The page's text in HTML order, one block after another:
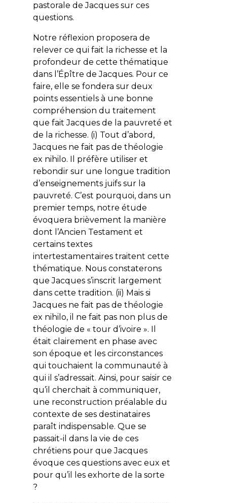
pastorale de Jacques sur ces
questions.
Notre réflexion proposera de
relever ce qui fait la richesse et la
profondeur de cette thématique
dans l’Épître de Jacques. Pour ce
faire, elle se fondera sur deux
points essentiels à une bonne
compréhension du traitement
que fait Jacques de la pauvreté et
de la richesse. (i) Tout d’abord,
Jacques ne fait pas de théologie
ex nihilo. Il préfère utiliser et
rebondir sur une longue tradition
d’enseignements juifs sur la
pauvreté. C’est pourquoi, dans un
premier temps, notre étude
évoquera brièvement la manière
dont l’Ancien Testament et
certains textes
intertestamentaires traitent cette
thématique. Nous constaterons
que Jacques s’inscrit largement
dans cette tradition. (ii) Mais si
Jacques ne fait pas de théologie
ex nihilo, il ne fait pas non plus de
théologie de « tour d’ivoire ». Il
était clairement en phase avec
son époque et les circonstances
qui touchaient la communauté à
qui il s’adressait. Ainsi, pour saisir ce
qu’il cherchait à communiquer,
une reconstruction préalable du
contexte de ses destinataires
paraît indispensable. Que se
passait-il dans la vie de ces
chrétiens pour que Jacques
évoque ces questions avec eux et
pour qu’il les exhorte de la sorte
?